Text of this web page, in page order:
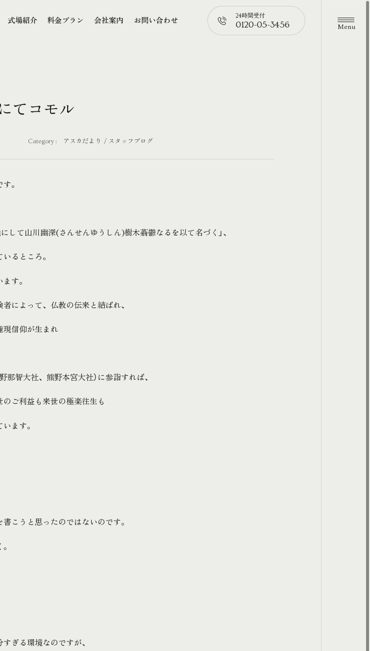
式場紹介
料金プラン
会社案内
お問い合わせ
📞
24時間受付
0120-05-3456 メニ
てコモル
Category : アスカだより スタッフブログ
。
にして山川幽深(さんせんゆうしん)樹木蓊鬱なるを以て名づく」、
るところ。
す。
によって、仏教の伝来と結ばれ、
信仰が生まれ
那智大社、熊野本宮大社）に参詣すれば、
ご利益も来世の極楽往生も
ます。
こうと思ったのではないのです。
ぎる環境なのですが、